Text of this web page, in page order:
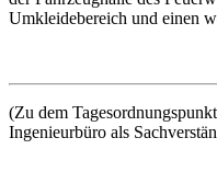
Umkleidebereich und einen
(Zu dem
Ingenieurbüro als